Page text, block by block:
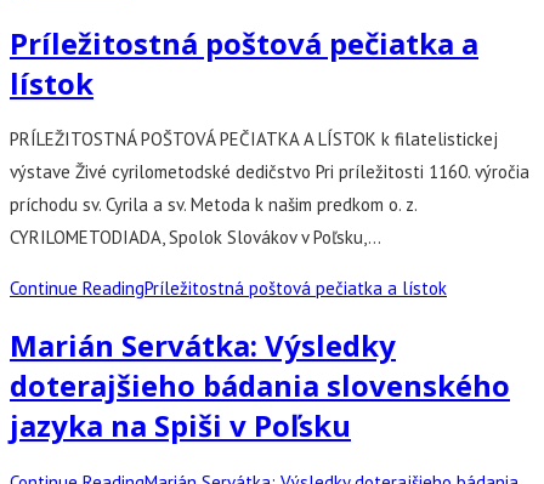
Príležitostná poštová pečiatka a
lístok
PRÍLEŽITOSTNÁ POŠTOVÁ PEČIATKA A LÍSTOK k filatelistickej
výstave Živé cyrilometodské dedičstvo Pri príležitosti 1160. výročia
príchodu sv. Cyrila a sv. Metoda k našim predkom o. z.
CYRILOMETODIADA, Spolok Slovákov v Poľsku,…
Continue ReadingPríležitostná poštová pečiatka a lístok
Marián Servátka: Výsledky
doterajšieho bádania slovenského
jazyka na Spiši v Poľsku